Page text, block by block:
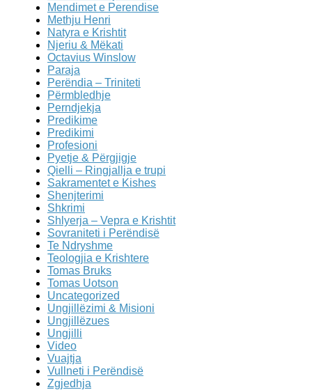
Mendimet e Perendise
Methju Henri
Natyra e Krishtit
Njeriu & Mëkati
Octavius Winslow
Paraja
Perëndia – Triniteti
Përmbledhje
Perndjekja
Predikime
Predikimi
Profesioni
Pyetje & Përgjigje
Qielli – Ringjallja e trupi
Sakramentet e Kishes
Shenjterimi
Shkrimi
Shlyerja – Vepra e Krishtit
Sovraniteti i Perëndisë
Te Ndryshme
Teologjia e Krishtere
Tomas Bruks
Tomas Uotson
Uncategorized
Ungjillëzimi & Misioni
Ungjillëzues
Ungjilli
Video
Vuajtja
Vullneti i Perëndisë
Zgjedhja